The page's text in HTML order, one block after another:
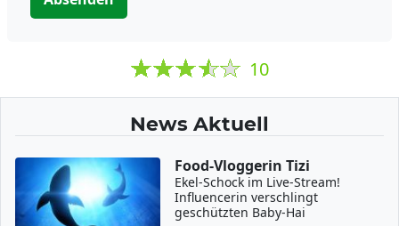
10
News Aktuell
Food-Vloggerin Tizi
Ekel-Schock im Live-Stream!
Influencerin verschlingt
geschützten Baby-Hai